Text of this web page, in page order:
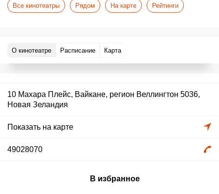
Все кинотеатры Рядом На карте Рейтинги
О кинотеатре Расписание Карта
10 Махара Плейс, Вайкане, регион Веллингтон 5036,
Новая Зеландия
Показать на карте
49028070
В избранное